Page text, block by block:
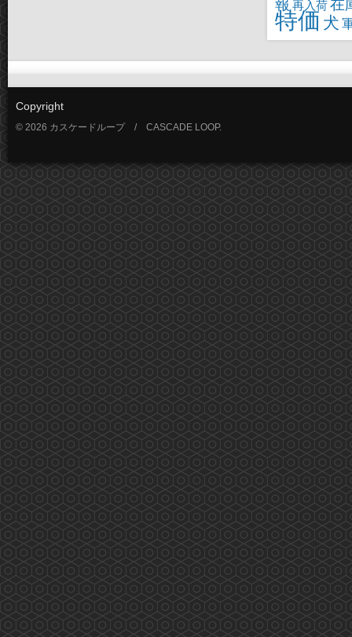
報 再入荷在
特価 犬
Copyright
© 2026 カスケードループ / CASCADE LOOP.